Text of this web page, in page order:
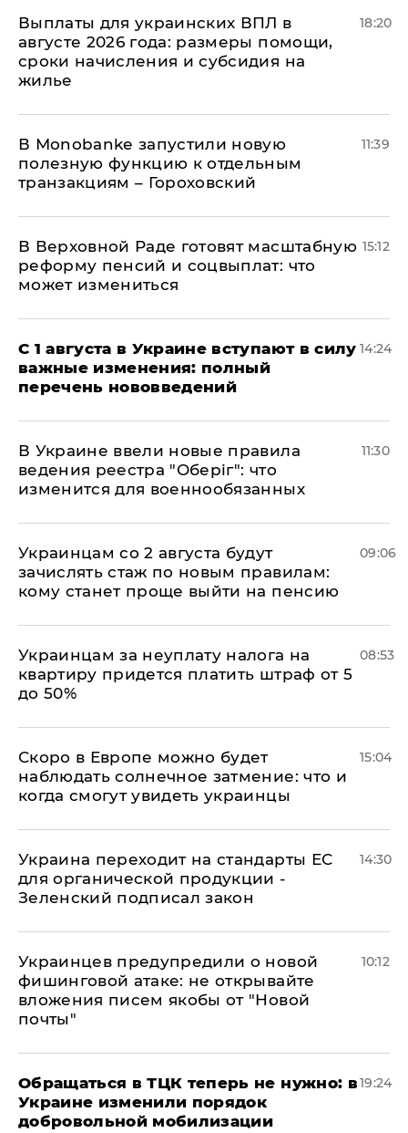
Выплаты для украинских ВПЛ в
августе 2026 года: размеры помощи,
сроки начисления и субсидия на
жилье
18:20
В Мonobankе запустили новую
полезную функцию к отдельным
транзакциям – Гороховский
11:39
В Верховной Раде готовят масштабную
реформу пенсий и соцвыплат: что
может измениться
15:12
С 1 августа в Украине вступают в силу
важные изменения: полный
перечень нововведений
14:24
В Украине ввели новые правила
ведения реестра "Оберіг": что
изменится для военнообязанных
11:30
Украинцам со 2 августа будут
зачислять стаж по новым правилам:
кому станет проще выйти на пенсию
09:06
Украинцам за неуплату налога на
квартиру придется платить штраф от 5
до 50%
08:53
Скоро в Европе можно будет
наблюдать солнечное затмение: что и
когда смогут увидеть украинцы
15:04
Украина переходит на стандарты ЕС
для органической продукции -
Зеленский подписал закон
14:30
Украинцев предупредили о новой
фишинговой атаке: не открывайте
вложения писем якобы от "Новой
почты"
10:12
Обращаться в ТЦК теперь не нужно: в
Украине изменили порядок
добровольной мобилизации
19:24